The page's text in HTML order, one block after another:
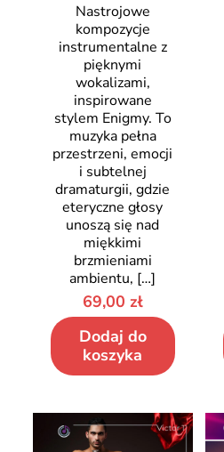
Nastrojowe
kompozycje
instrumentalne z
pięknymi
wokalizami,
inspirowane
stylem Enigmy. To
muzyka pełna
przestrzeni, emocji
i subtelnej
dramaturgii, gdzie
eteryczne głosy
unoszą się nad
miękkimi
brzmieniami
ambientu, […]
69,00 zł
Dodaj do
koszyka